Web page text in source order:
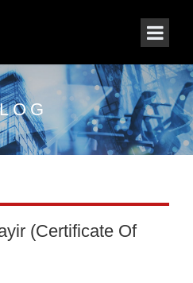
(Certificate Of